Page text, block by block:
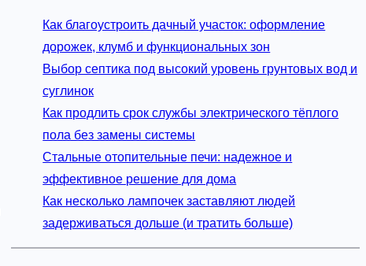
Как благоустроить дачный участок: оформление
дорожек, клумб и функциональных зон
Выбор септика под высокий уровень грунтовых вод и
суглинок
Как продлить срок службы электрического тёплого
пола без замены системы
Стальные отопительные печи: надежное и
эффективное решение для дома
Как несколько лампочек заставляют людей
задерживаться дольше (и тратить больше)